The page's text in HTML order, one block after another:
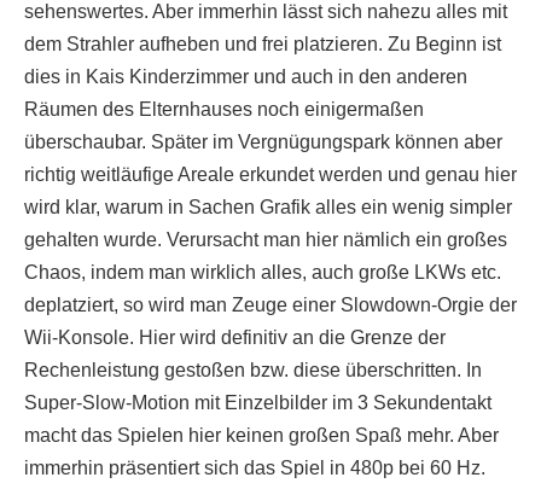
sehenswertes. Aber immerhin lässt sich nahezu alles mit
dem Strahler aufheben und frei platzieren. Zu Beginn ist
dies in Kais Kinderzimmer und auch in den anderen
Räumen des Elternhauses noch einigermaßen
überschaubar. Später im Vergnügungspark können aber
richtig weitläufige Areale erkundet werden und genau hier
wird klar, warum in Sachen Grafik alles ein wenig simpler
gehalten wurde. Verursacht man hier nämlich ein großes
Chaos, indem man wirklich alles, auch große LKWs etc.
deplatziert, so wird man Zeuge einer Slowdown-Orgie der
Wii-Konsole. Hier wird definitiv an die Grenze der
Rechenleistung gestoßen bzw. diese überschritten. In
Super-Slow-Motion mit Einzelbilder im 3 Sekundentakt
macht das Spielen hier keinen großen Spaß mehr. Aber
immerhin präsentiert sich das Spiel in 480p bei 60 Hz.